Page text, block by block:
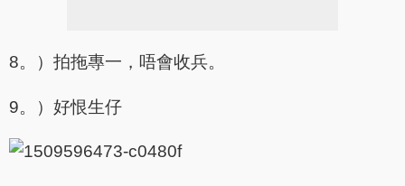
8。）拍拖專一，唔會收兵。
9。）好恨生仔